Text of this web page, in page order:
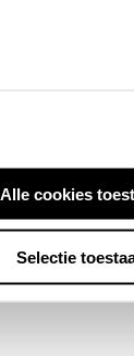
Alle cookies
Selectie